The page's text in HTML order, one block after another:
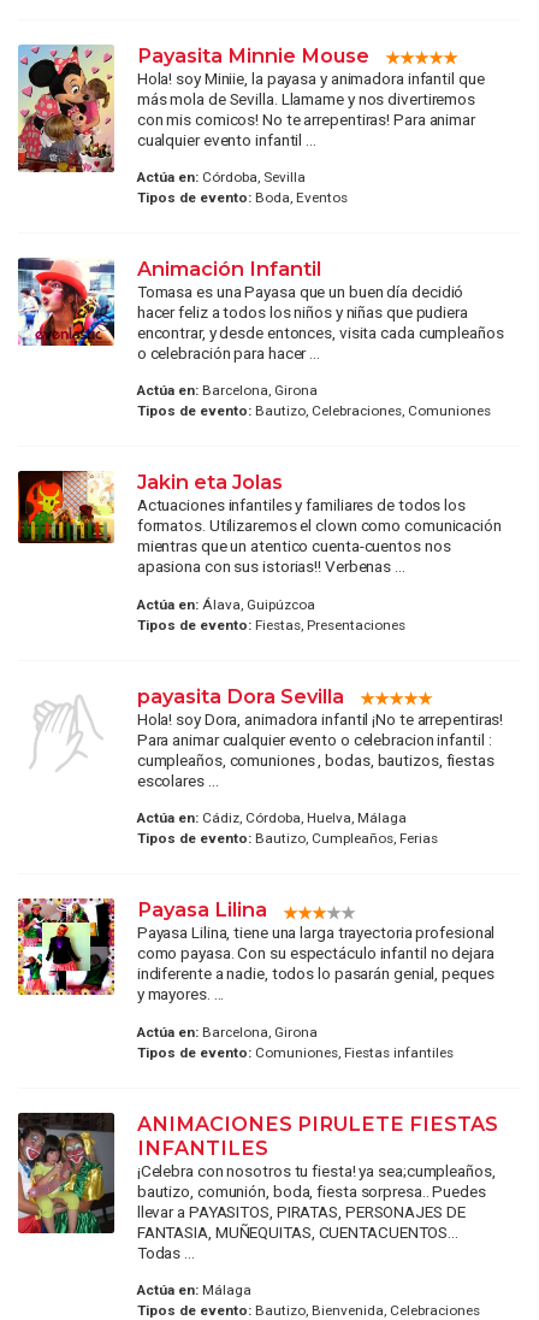
Payasita Minnie Mouse
Hola! soy Miniie, la payasa y animadora infantil que
más mola de Sevilla. Llamame y nos divertiremos
con mis comicos! No te arrepentiras! Para animar
cualquier evento infantil ...
Actúa en:Córdoba, Sevilla
Tipos de evento:Boda, Eventos
Animación Infantil
Tomasa es una Payasa que un buen día decidió
hacer feliz a todos los niños y niñas que pudiera
encontrar, y desde entonces, visita cada cumpleaños
o celebración para hacer ...
Actúa en:Barcelona, Girona
Tipos de evento:Bautizo, Celebraciones, Comuniones
Jakin eta Jolas
Actuaciones infantiles y familiares de todos los
formatos. Utilizaremos el clown como comunicación
mientras que un atentico cuenta-cuentos nos
apasiona con sus istorias!! Verbenas ...
Actúa en:Álava, Guipúzcoa
Tipos de evento:Fiestas, Presentaciones
payasita Dora Sevilla
Hola! soy Dora, animadora infantil ¡No te arrepentiras!
Para animar cualquier evento o celebracion infantil :
cumpleaños, comuniones , bodas, bautizos, fiestas
escolares ...
Actúa en:Cádiz, Córdoba, Huelva, Málaga
Tipos de evento:Bautizo, Cumpleaños, Ferias
Payasa Lilina
Payasa Lilina, tiene una larga trayectoria profesional
como payasa. Con su espectáculo infantil no dejara
indiferente a nadie, todos lo pasarán genial, peques
y mayores. ...
Actúa en:Barcelona, Girona
Tipos de evento:Comuniones, Fiestas infantiles
ANIMACIONES PIRULETE FIESTAS
INFANTILES
¡Celebra con nosotros tu fiesta! ya sea;cumpleaños,
bautizo, comunión, boda, fiesta sorpresa.. Puedes
llevar a PAYASITOS, PIRATAS, PERSONAJES DE
FANTASIA, MUÑEQUITAS, CUENTACUENTOS...
Todas ...
Actúa en:Málaga
Tipos de evento:Bautizo, Bienvenida, Celebraciones